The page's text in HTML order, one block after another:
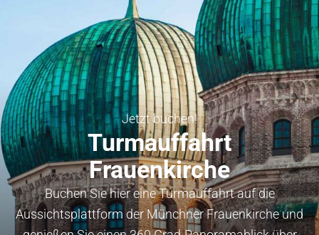
Jetzt buchen!
Turmauffahrt
Frauenkirche
Buchen Sie hier eine Turmauffahrt auf die
Aussichtsplattform der Münchner Frauenkirche und